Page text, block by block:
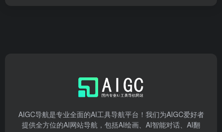
AIGC导航是专业全面的AI工具导航平台！我们为AIGC爱好者
提供全方位的AI网站导航，包括AI绘画、AI智能对话、AI翻